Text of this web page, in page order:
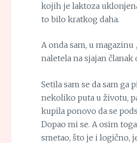
kojih je laktoza
to bilo kratkog daha.
A onda sam, u magazinu
naletela na sjajan članak
Setila sam se da sam ga
nekoliko puta u životu,
kupila ponovo da se
Dopao mi se. A osim
smetao, što je i logično,